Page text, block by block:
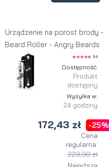
Urządzenie na porost brody -
Beard Roller - Angry Beards
5.0
Dostępność:
Produkt
dostępny
Wysyłka w:
24 godziny
172,43 zł -25%
Cena
regularna:
229,90 zł